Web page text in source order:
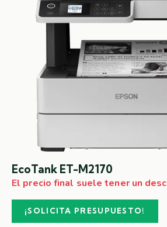
EcoTank ET-M2170
El precio final suele tener un
¡SOLICITA PRESUPUESTO!